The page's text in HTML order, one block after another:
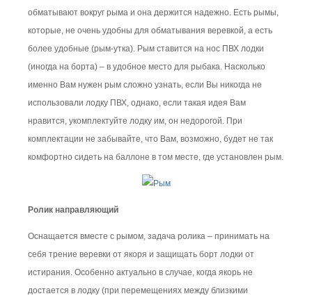
обматывают вокруг рыма и она держится надежно. Есть рымы,
которые, не очень удобны для обматывания веревкой, а есть
более удобные (рым-утка). Рым ставится на нос ПВХ лодки
(иногда на борта) – в удобное место для рыбака. Насколько
именно Вам нужен рым сложно узнать, если Вы никогда не
использовали лодку ПВХ, однако, если такая идея Вам
нравится, укомплектуйте лодку им, он недорогой. При
комплектации не забывайте, что Вам, возможно, будет не так
комфортно сидеть на баллоне в том месте, где установлен рым.
Ролик направляющий
Оснащается вместе с рымом, задача ролика – принимать на
себя трение веревки от якоря и защищать борт лодки от
истирания. Особенно актуально в случае, когда якорь не
достается в лодку (при перемещениях между близкими